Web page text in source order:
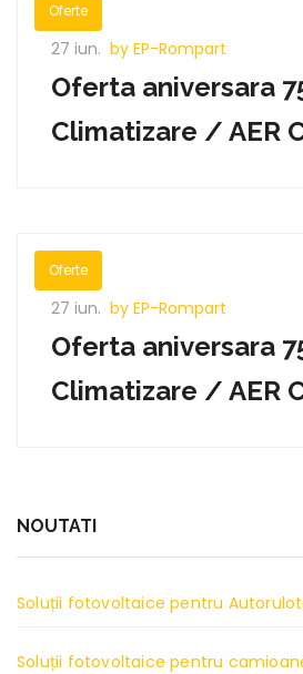
Oferte
27 iun. by EP-Rompart
Oferta aniversara
Climatizare / AER
Oferte
27 iun. by EP-Rompart
Oferta aniversara
Climatizare / AER
NOUTATI
Soluții fotovoltaice pentru
Soluții fotovoltaice pentru